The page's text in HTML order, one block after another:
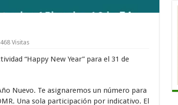
468 Visitas
“Happy New Year” para el 31 de
Nuevo. Te asignaremos un número para
Una sola participación por indicativo. El